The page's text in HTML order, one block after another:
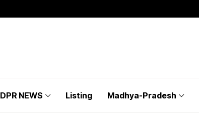
DPR NEWS Listing Madhya-Pradesh